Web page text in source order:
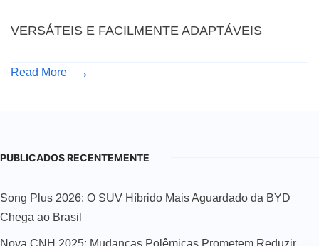
VERSÁTEIS E FACILMENTE ADAPTÁVEIS
Read More
PUBLICADOS RECENTEMENTE
Song Plus 2026: O SUV Híbrido Mais Aguardado da BYD
Chega ao Brasil